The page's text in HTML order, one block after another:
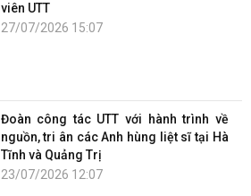
viên UTT
27/07/2026 15:07
Tĩnh và Quảng Trị
23/07/2026 12:07